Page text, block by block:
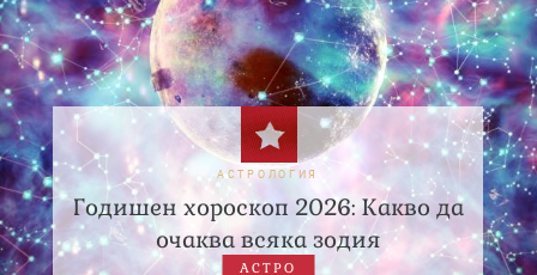
АСТРОЛОГИЯ
Годишен хороскоп 2026: Какво да
очаква всяка зодия
АСТРО